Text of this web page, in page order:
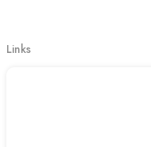
Links